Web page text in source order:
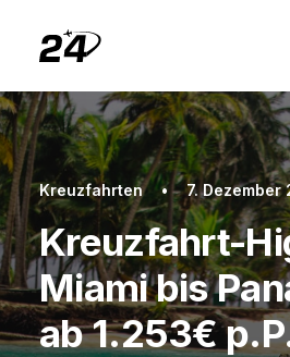
Kreuzfahrten • 7. Dezember
Kreuzfahrt-
Miami bis
ab 1.253€